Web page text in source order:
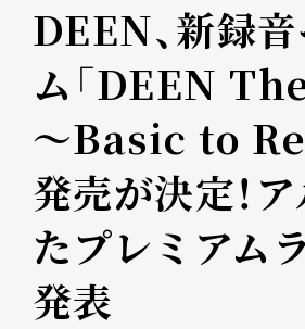
DEEN、新録
ム「DEEN
～Basic to
発売が決定！
たプレミアム
発表